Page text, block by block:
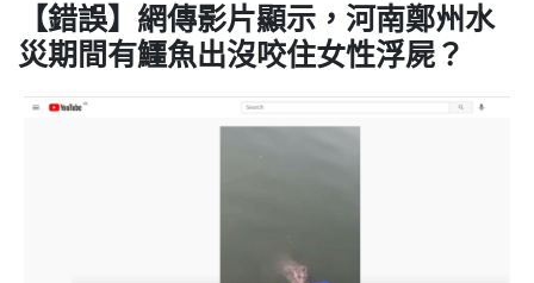
【錯誤】網傳影片顯示，河南鄭州水
災期間有鱷魚出沒咬住女性浮屍？